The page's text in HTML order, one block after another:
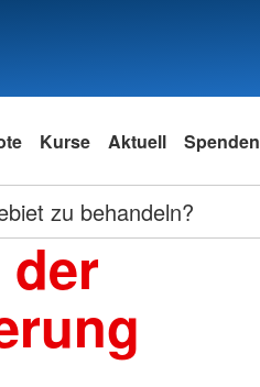
Kurse Aktuell Spenden
zu behandeln?
der